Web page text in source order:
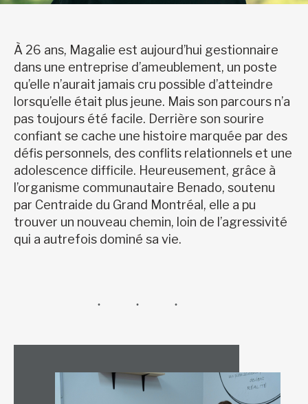
À 26 ans, Magalie est aujourd’hui gestionnaire
dans une entreprise d’ameublement, un poste
qu’elle n’aurait jamais cru possible d’atteindre
lorsqu’elle était plus jeune. Mais son parcours n’a
pas toujours été facile. Derrière son sourire
confiant se cache une histoire marquée par des
défis personnels, des conflits relationnels et une
adolescence difficile. Heureusement, grâce à
l’organisme communautaire Benado, soutenu
par Centraide du Grand Montréal, elle a pu
trouver un nouveau chemin, loin de l’agressivité
qui a autrefois dominé sa vie.